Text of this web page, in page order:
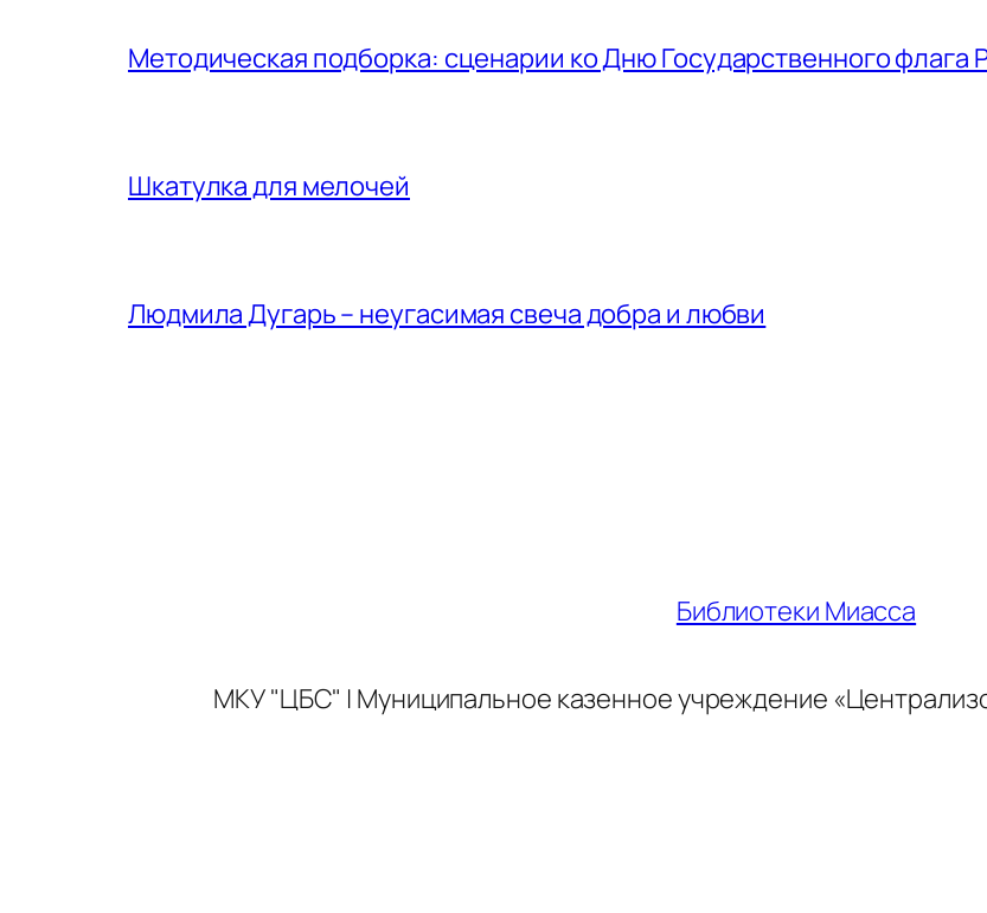
Методическая подборка: сценарии ко Дню Государственного флага
Шкатулка для мелочей
Людмила Дугарь – неугасимая свеча добра и любви
Библиотеки Миасса
МКУ "ЦБС" | Муниципальное казенное учреждение